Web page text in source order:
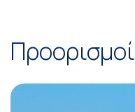
Προορισμοί